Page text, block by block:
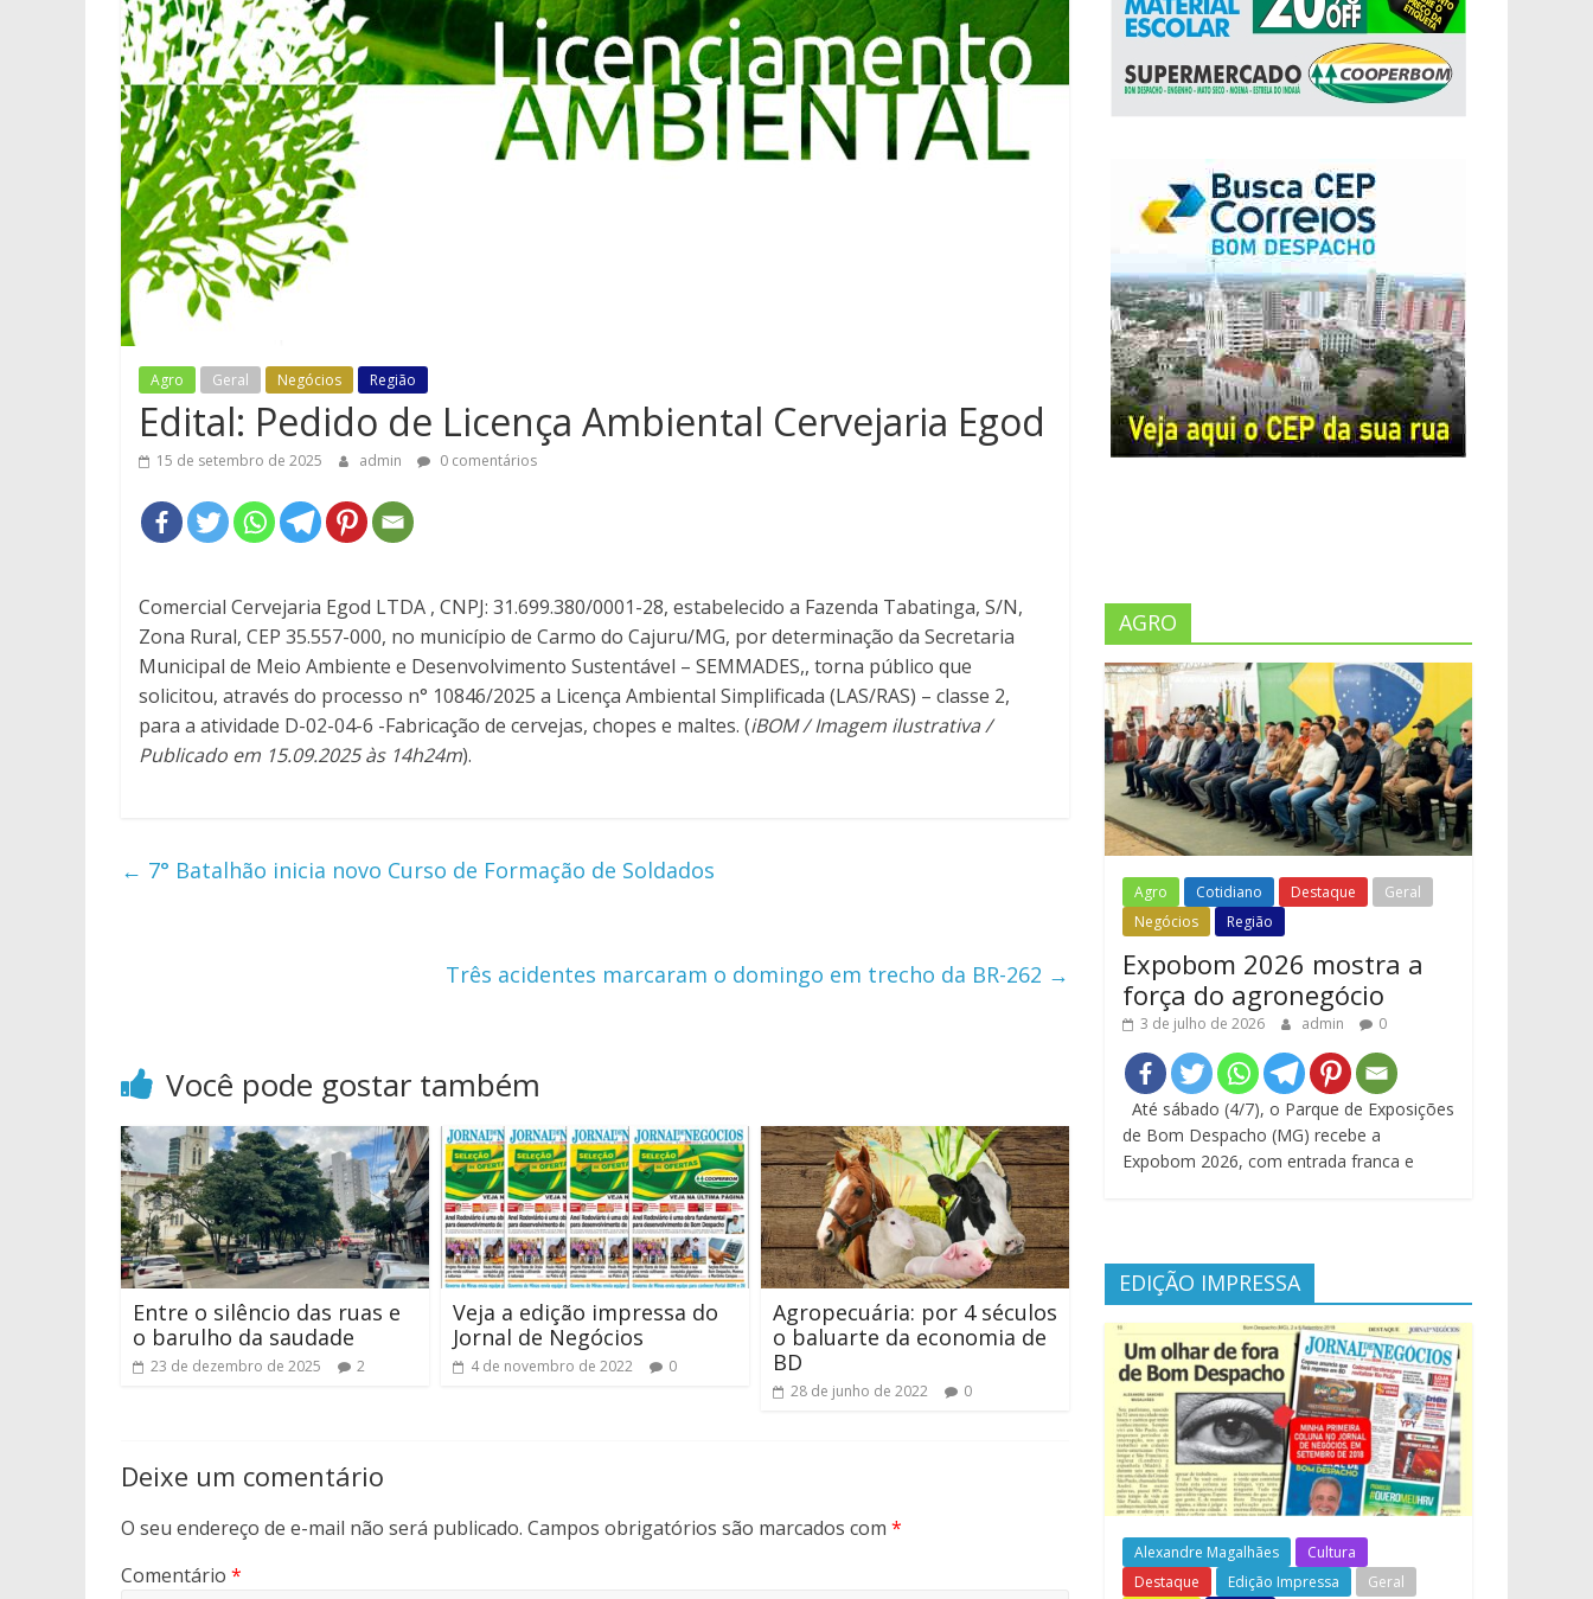
Agro Geral Negócios Região
Edital: Pedido de Licença Ambiental Cervejaria Egod
15 de setembro de 2025 admin 0 comentários
Comercial Cervejaria Egod LTDA , CNPJ: 31.699.380/0001-28, estabelecido a Fazenda Tabatinga, S/N,
Zona Rural, CEP 35.557-000, no município de Carmo do Cajuru/MG, por determinação da Secretaria
Municipal de Meio Ambiente e Desenvolvimento Sustentável – SEMMADES,, torna público que
solicitou, através do processo n° 10846/2025 a Licença Ambiental Simplificada (LAS/RAS) – classe 2,
para a atividade D-02-04-6 -Fabricação de cervejas, chopes e maltes. (iBOM / Imagem ilustrativa /
Publicado em 15.09.2025 às 14h24m).
← 7° Batalhão inicia novo Curso de Formação de Soldados
Três acidentes marcaram o domingo em trecho da BR-262 →
Você pode gostar também
Entre o silêncio das ruas e
o barulho da saudade
23 de dezembro de 2025 2
Veja a edição impressa do
Jornal de Negócios
4 de novembro de 2022 0
Agropecuária: por 4 séculos
o baluarte da economia de
BD
28 de junho de 2022 0
Deixe um comentário
O seu endereço de e-mail não será publicado. Campos obrigatórios são marcados com *
Comentário *
AGRO
Agro Cotidiano Destaque
Geral
Negócios
Região
Expobom 2026 mostra a
força do agronegócio
3 de julho de 2026 admin 0
Até sábado (4/7), o Parque de Exposições
de Bom Despacho (MG) recebe a
Expobom 2026, com entrada franca e
EDIÇÃO IMPRESSA
Alexandre Magalhães
Cultura
Destaque
Edição Impressa
Geral